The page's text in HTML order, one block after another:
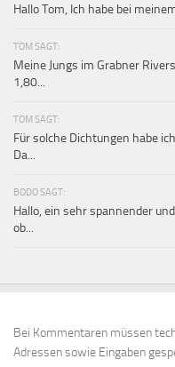
Hallo Tom, Ich habe bei
TOM SAGT:
Meine Jungs im Grabner
1,80...
TOM SAGT:
Für solche Dichtungen habe
Da...
BODO SAGT:
Hallo, ein sehr spannender
ob...
Bei Kommentaren müssen
Adressen sowie Eingaben